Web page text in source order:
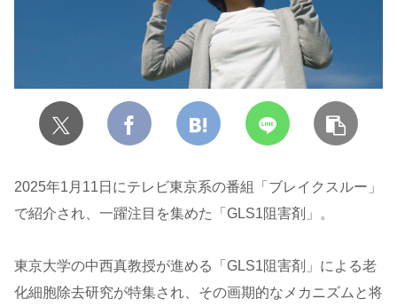
2025年1月11日にテレビ東京系の番組「ブレイクスルー」
で紹介され、一躍注目を集めた「GLS1阻害剤」。
東京大学の中西真教授が進める「GLS1阻害剤」による老
化細胞除去研究が特集され、その画期的なメカニズムと将